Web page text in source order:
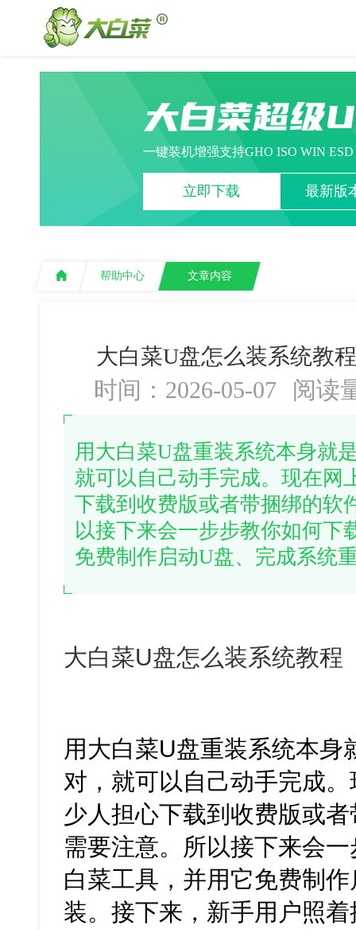
大白菜超级
一键装机增强支持GHO ISO WIN
立即下载 最新版
帮助中心 文章内容
大白菜U盘怎么装系统教
时间：2026-05-07 阅读
用大白菜U盘重装系统本身就
就可以自己动手完成。现在网
下载到收费版或者带捆绑的软
以接下来会一步步教你如何下
免费制作启动U盘、完成系统
大白菜U盘怎么装系统教程
用大白菜U盘重装系统本身
对，就可以自己动手完成
少人担心下载到收费版或
需要注意。所以接下来会
白菜工具，并用它免费制
装。接下来，新手用户照